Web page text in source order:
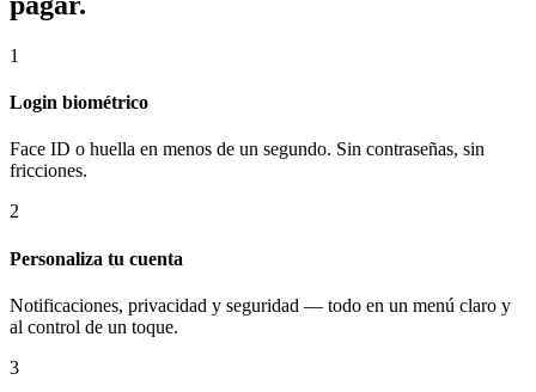
1
Login biométrico
Face ID o huella en menos de un segundo. Sin contraseñas, sin
fricciones.
2
Personaliza tu cuenta
Notificaciones, privacidad y seguridad — todo en un menú claro y
al control de un toque.
3